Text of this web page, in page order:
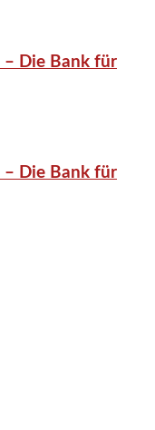
– Die Bank für
– Die Bank für